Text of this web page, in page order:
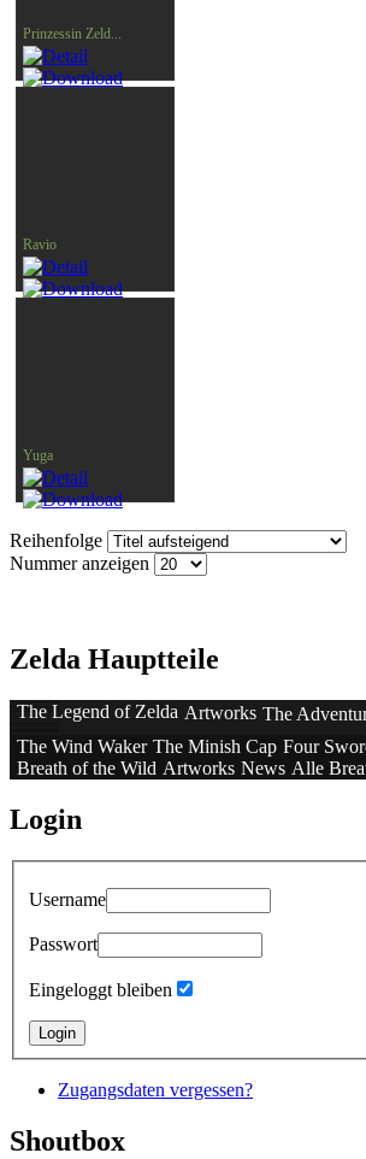
Prinzessin Zeld...
Ravio
Yuga
Reihenfolge
Nummer anzeigen
Zelda Hauptteile
The Legend of Zelda Artworks The
The Wind Waker The Minish Cap Four
Breath of the Wild Artworks News Alle
Login
Username
Passwort
Eingeloggt bleiben
Zugangsdaten vergessen?
Shoutbox